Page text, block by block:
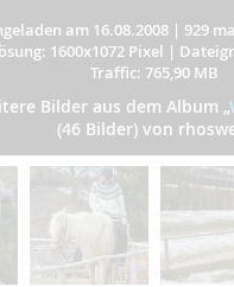
am 16.08.2008 | 929
1600x1072 Pixel |
Traffic: 765,90 MB
Bilder aus dem Album „
(46 Bilder) von